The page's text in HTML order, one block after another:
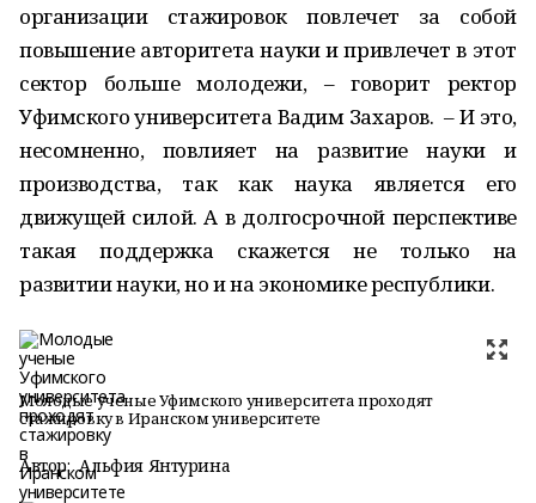
организации стажировок повлечет за собой
повышение авторитета науки и привлечет в этот
сектор больше молодежи, – говорит ректор
Уфимского университета Вадим Захаров. – И это,
несомненно, повлияет на развитие науки и
производства, так как наука является его
движущей силой. А в долгосрочной перспективе
такая поддержка скажется не только на
развитии науки, но и на экономике республики.
Молодые ученые Уфимского университета проходят
стажировку в Иранском университете
Автор: Альфия Янтурина